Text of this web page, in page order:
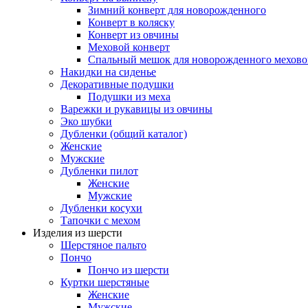
Зимний конверт для новорожденного
Конверт в коляску
Конверт из овчины
Меховой конверт
Спальный мешок для новорожденного
Накидки на сиденье
Декоративные подушки
Подушки из меха
Варежки и рукавицы из овчины
Эко шубки
Дубленки (общий каталог)
Женские
Мужские
Дубленки пилот
Женские
Мужские
Дубленки косухи
Тапочки с мехом
Изделия из шерсти
Шерстяное пальто
Пончо
Пончо из шерсти
Куртки шерстяные
Женские